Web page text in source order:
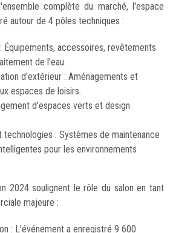
complète du marché, l'espace
autour de 4 pôles techniques :
Équipements, accessoires, revêtements
de l'eau.
d'extérieur : Aménagements et
espaces de loisirs.
d'espaces verts et design
technologies : Systèmes de maintenance
pour les environnements
2024 soulignent le rôle du salon en tant
majeure :
: L'événement a enregistré 9 600